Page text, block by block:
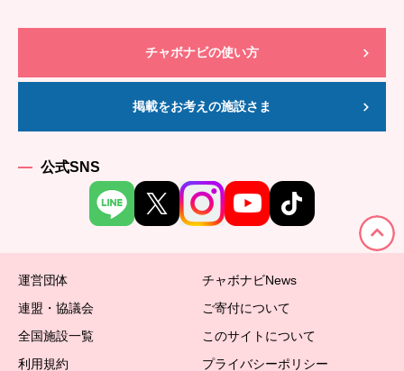
チャボナビの使い方
掲載をお考えの施設さま
公式SNS
運営団体
チャボナビNews
連盟・協議会
ご寄付について
全国施設一覧
このサイトについて
利用規約
プライバシーポリシー